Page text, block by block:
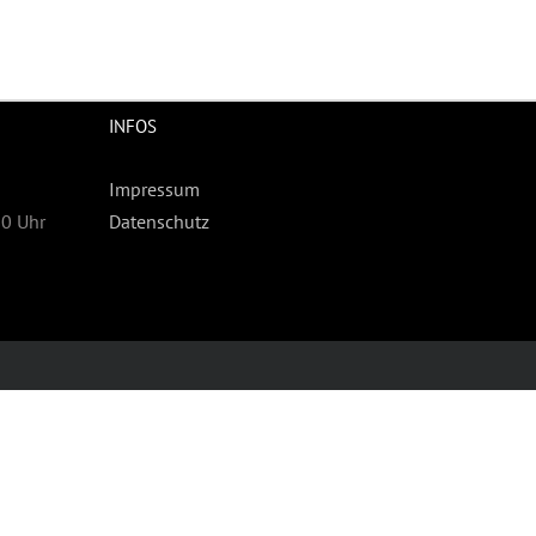
Uhr
INFOS
Impressum
Datenschutz